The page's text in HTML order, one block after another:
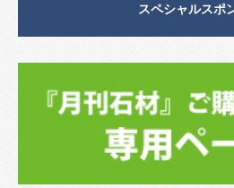
スペシャルスポ